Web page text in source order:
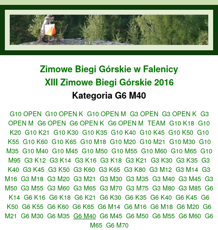
Przejdź do treści
orienteering.waw.pl
Zimowe Biegi Górskie w Falenicy
XIII Zimowe Biegi Górskie 2016
Kategoria G6 M40
G10 OPEN G10 OPEN K G10 OPEN M G3 OPEN G3 OPEN K G3
OPEN M G6 OPEN G6 OPEN K G6 OPEN M TEAM G10 K18 G10
K20 G10 K21 G10 K30 G10 K35 G10 K40 G10 K45 G10 K50 G10
K55 G10 K60 G10 K65 G10 M18 G10 M20 G10 M21 G10 M30 G10
M35 G10 M40 G10 M45 G10 M50 G10 M55 G10 M60 G10 M65 G10
M95 G3 K12 G3 K14 G3 K16 G3 K18 G3 K21 G3 K30 G3 K35 G3
K40 G3 K45 G3 K50 G3 K60 G3 K65 G3 K80 G3 M12 G3 M14 G3
M16 G3 M18 G3 M20 G3 M21 G3 M30 G3 M35 G3 M40 G3 M45 G3
M50 G3 M55 G3 M60 G3 M65 G3 M70 G3 M75 G3 M80 G3 M85 G6
K14 G6 K16 G6 K18 G6 K21 G6 K30 G6 K35 G6 K40 G6 K45 G6
K50 G6 K55 G6 K60 G6 K65 G6 M14 G6 M16 G6 M18 G6 M20 G6
M21 G6 M30 G6 M35 G6 M40 G6 M45 G6 M50 G6 M55 G6 M60 G6
M65 G6 M70